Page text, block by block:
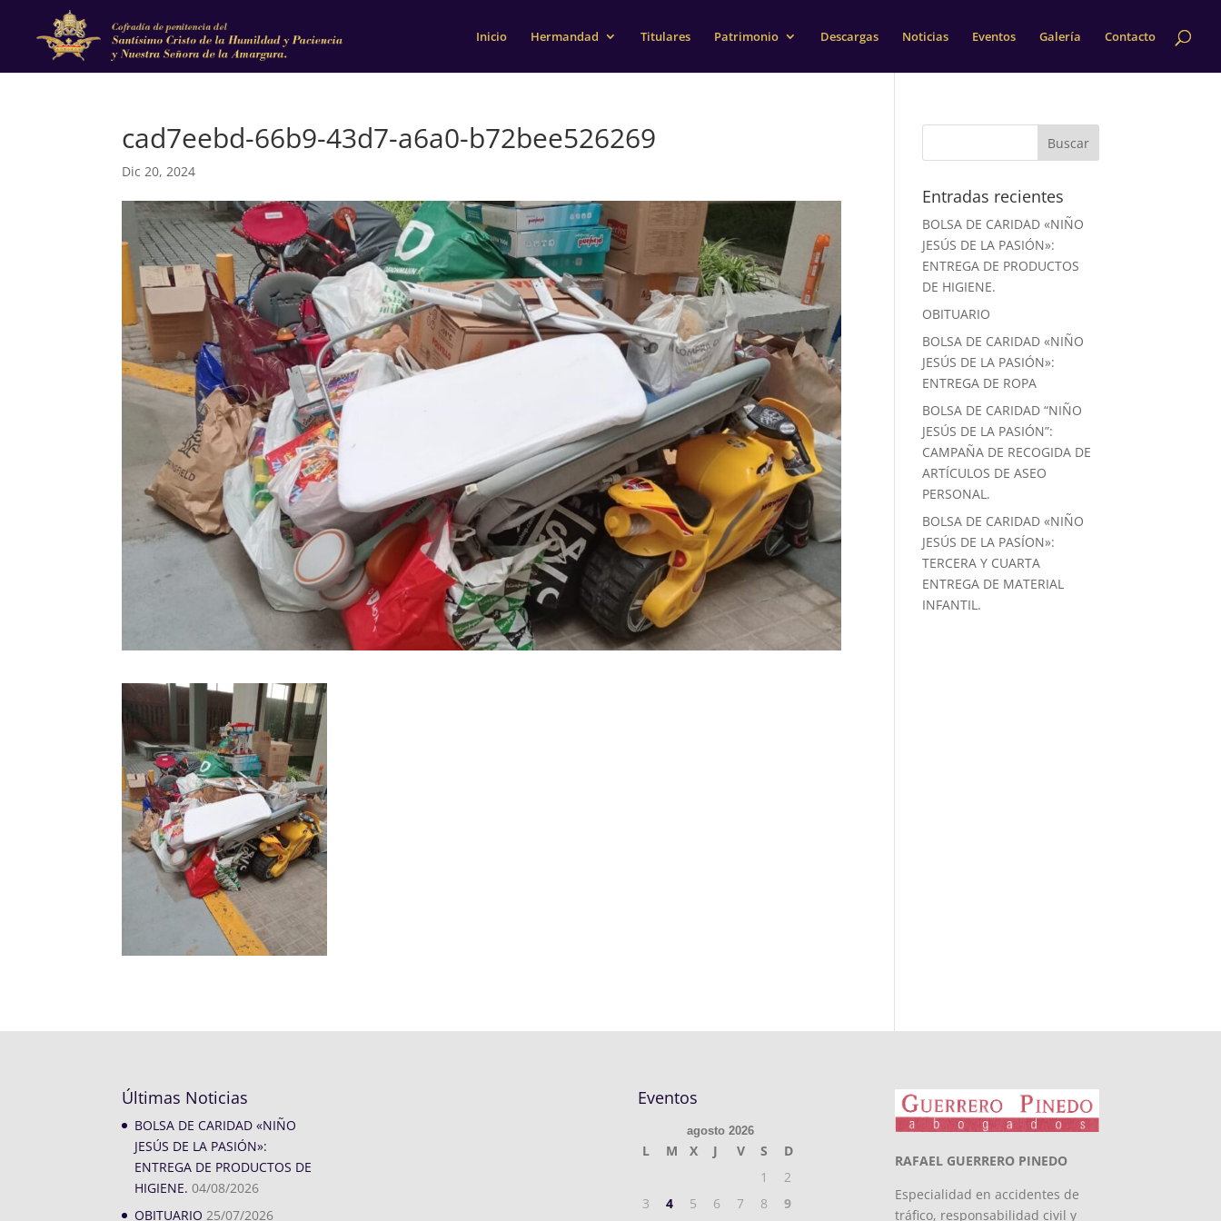
Inicio Hermandad Titulares Patrimonio Descargas Noticias Eventos Galería Contacto
cad7eebd-66b9-43d7-a6a0-b72bee526269
Dic 20, 2024
Entradas recientes
BOLSA DE CARIDAD «NIÑO
JESÚS DE LA PASIÓN»:
ENTREGA DE PRODUCTOS
DE HIGIENE.
OBITUARIO
BOLSA DE CARIDAD «NIÑO
JESÚS DE LA PASIÓN»:
ENTREGA DE ROPA
BOLSA DE CARIDAD “NIÑO
JESÚS DE LA PASIÓN”:
CAMPAÑA DE RECOGIDA DE
ARTÍCULOS DE ASEO
PERSONAL.
BOLSA DE CARIDAD «NIÑO
JESÚS DE LA PASÍON»:
TERCERA Y CUARTA
ENTREGA DE MATERIAL
INFANTIL.
Últimas Noticias
BOLSA DE CARIDAD «NIÑO
JESÚS DE LA PASIÓN»:
ENTREGA DE PRODUCTOS DE
HIGIENE. 04/08/2026
OBITUARIO 25/07/2026
Eventos
agosto 2026
L M X J V S
D
1
2
3
4 5 6 7 8 9
RAFAEL GUERRERO PINEDO
Especialidad en accidentes de
tráfico, responsabilidad civil y